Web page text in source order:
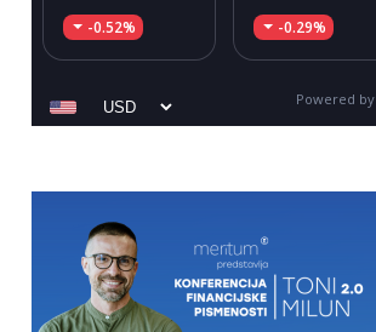
-0.52% -0.29%
Powered by